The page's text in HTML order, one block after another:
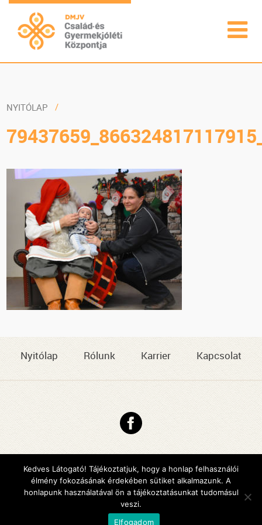
NYITÓLAP
Nyitólap Rólunk Karrier Kapcsolat
Copyright © 2026 DMJV Család- és Gyermekjóléti Központja
Impresszum
Arculattervezés, honlaptervezés: Kreatív Vonalak
Kedves Látogató! Tájékoztatjuk, hogy a honlap felhasználói
élmény fokozásának érdekében sütiket alkalmazunk. A
honlapunk használatával ön a tájékoztatásunkat tudomásul
veszi.
Elfogadom